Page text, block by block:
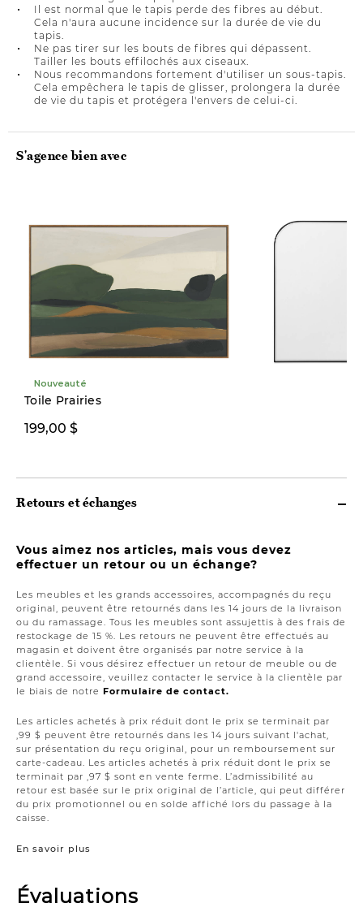
Il est normal que le tapis perde des fibres au début.
Cela n'aura aucune incidence sur la durée de vie du
tapis.
Ne pas tirer sur les bouts de fibres qui dépassent.
Tailler les bouts effilochés aux ciseaux.
Nous recommandons fortement d'utiliser un sous-tapis.
Cela empêchera le tapis de glisser, prolongera la durée
de vie du tapis et protégera l'envers de celui-ci.
S'agence bien avec
Nouveauté
Toile Prairies
199,00 $
Retours et échanges
Vous aimez nos articles, mais vous devez
effectuer un retour ou un échange?
Les meubles et les grands accessoires, accompagnés du reçu
original, peuvent être retournés dans les 14 jours de la livraison
ou du ramassage. Tous les meubles sont assujettis à des frais de
restockage de 15 %. Les retours ne peuvent être effectués au
magasin et doivent être organisés par notre service à la
clientèle. Si vous désirez effectuer un retour de meuble ou de
grand accessoire, veuillez contacter le service à la clientèle par
le biais de notre Formulaire de contact.
Les articles achetés à prix réduit dont le prix se terminait par
,99 $ peuvent être retournés dans les 14 jours suivant l'achat,
sur présentation du reçu original, pour un remboursement sur
carte-cadeau. Les articles achetés à prix réduit dont le prix se
terminait par ,97 $ sont en vente ferme. L’admissibilité au
retour est basée sur le prix original de l’article, qui peut différer
du prix promotionnel ou en solde affiché lors du passage à la
caisse.
En savoir plus